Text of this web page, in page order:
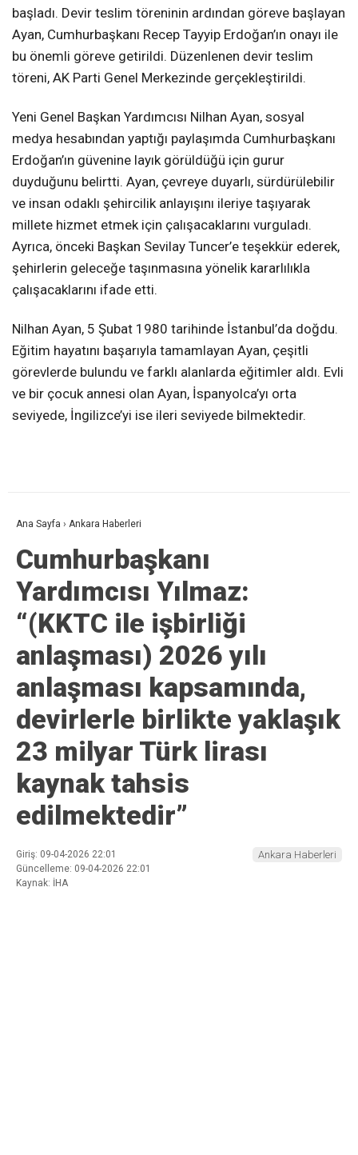
başladı. Devir teslim töreninin ardından göreve başlayan
Ayan, Cumhurbaşkanı Recep Tayyip Erdoğan’ın onayı ile
bu önemli göreve getirildi. Düzenlenen devir teslim
töreni, AK Parti Genel Merkezinde gerçekleştirildi.
Yeni Genel Başkan Yardımcısı Nilhan Ayan, sosyal
medya hesabından yaptığı paylaşımda Cumhurbaşkanı
Erdoğan’ın güvenine layık görüldüğü için gurur
duyduğunu belirtti. Ayan, çevreye duyarlı, sürdürülebilir
ve insan odaklı şehircilik anlayışını ileriye taşıyarak
millete hizmet etmek için çalışacaklarını vurguladı.
Ayrıca, önceki Başkan Sevilay Tuncer’e teşekkür ederek,
şehirlerin geleceğe taşınmasına yönelik kararlılıkla
çalışacaklarını ifade etti.
Nilhan Ayan, 5 Şubat 1980 tarihinde İstanbul’da doğdu.
Eğitim hayatını başarıyla tamamlayan Ayan, çeşitli
görevlerde bulundu ve farklı alanlarda eğitimler aldı. Evli
ve bir çocuk annesi olan Ayan, İspanyolca’yı orta
seviyede, İngilizce’yi ise ileri seviyede bilmektedir.
Ana Sayfa › Ankara Haberleri
Cumhurbaşkanı
Yardımcısı Yılmaz:
“(KKTC ile işbirliği
anlaşması) 2026 yılı
anlaşması kapsamında,
devirlerle birlikte yaklaşık
23 milyar Türk lirası
kaynak tahsis
edilmektedir”
Giriş: 09-04-2026 22:01
Güncelleme: 09-04-2026 22:01
Kaynak: İHA
Ankara Haberleri